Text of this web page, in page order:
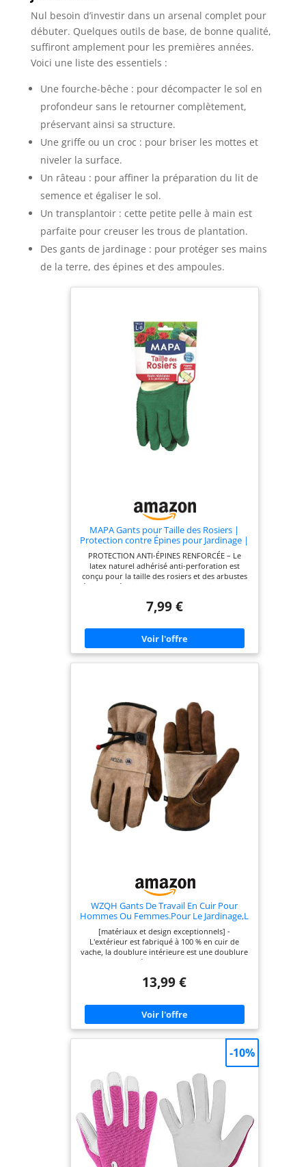
Nul besoin d’investir dans un arsenal complet pour
débuter. Quelques outils de base, de bonne qualité,
suffiront amplement pour les premières années.
Voici une liste des essentiels :
Une fourche-bêche : pour décompacter le sol en
profondeur sans le retourner complètement,
préservant ainsi sa structure.
Une griffe ou un croc : pour briser les mottes et
niveler la surface.
Un râteau : pour affiner la préparation du lit de
semence et égaliser le sol.
Un transplantoir : cette petite pelle à main est
parfaite pour creuser les trous de plantation.
Des gants de jardinage : pour protéger ses mains
de la terre, des épines et des ampoules.
MAPA Gants pour Taille des Rosiers |
Protection contre Épines pour Jardinage |
1 Paire, Vert, L
PROTECTION ANTI-ÉPINES RENFORCÉE – Le
latex naturel adhérisé anti-perforation est
conçu pour la taille des rosiers et des arbustes
épineux, réduisant les risques de griffures lors
ET PRÉCISE – La surface texturée offre une
branches, idéale pour tailler avec contrôle et
sécurité même en conditions humides au
jardin RESPIRABILITÉ AMÉLIORÉE – Le dos aéré
favorise la circulation de l’air pour limiter
La doublure textile en 100% coton, combinée à
une grande souplesse, facilite les mouvements
et améliore la dextérité lors des gestes précis
AJUSTEMENT PRATIQUE ET RANGEMENT FACILE
– Les poignets ajustés assurent un maintien
fiable et le cordon d’accrochage intégré permet
de suspendre les gants après usage dans l’abri
de jardin ou le garage
7,99 €
WZQH Gants De Travail En Cuir Pour
Hommes Ou Femmes.Pour Le Jardinage,L
[matériaux et design exceptionnels] -
L'extérieur est fabriqué à 100 % en cuir de
vache, la doublure intérieure est une doublure
douce composée de fibres de coton.ce gant
à l'abrasion, à la perforation, à la coupe, à la
empêche les choses sales d'entrer dans les
gants. Si vos mains transpirent, vous n’avez pas
à vous inquiéter qu’elles vous salissent les
mains. [portée supplémentaire] -La paume
supplémentaire.ces gants de travail de sécurité
en vrac peuvent être utilisés pour de
nombreux travaux: jardinage, soudage,
construction, ferme, ranch, grange, conduite
de camion, fleuriste, jardin, électricien,
démolition, menuiserie, d'excavation,
désherbage, conduite, meulage, exploitation
forestière, garage de Cour et travaux
d'entrepôt, etc. Fil de fer, fer, etc.XXL, XL, L, M,
S,XS,6 tailles disponibles [excellent Thorn Proof
and Wear Resistance] - vous pouvez l'utiliser
13,99 €
-10%